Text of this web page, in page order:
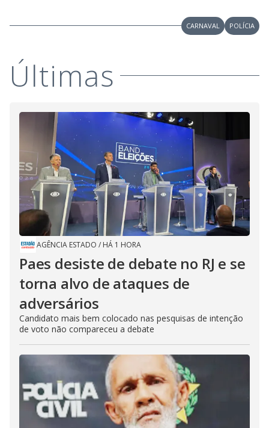
CARNAVAL POLÍCIA
Últimas
AGÊNCIA ESTADO / HÁ 1 HORA
Paes desiste de debate no RJ e se
torna alvo de ataques de
adversários
Candidato mais bem colocado nas pesquisas de intenção
de voto não compareceu a debate